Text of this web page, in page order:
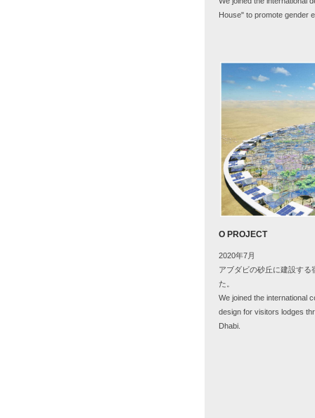
House" to promote gender
O PROJECT
2020年7月
アブダビの砂丘に建設す
た。
We joined the international
design for visitors lodges
Dhabi.